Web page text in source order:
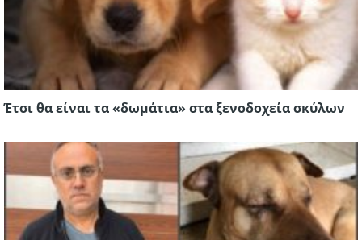
Έτσι θα είναι τα «δωμάτια» στα ξενοδοχεία σκύλων